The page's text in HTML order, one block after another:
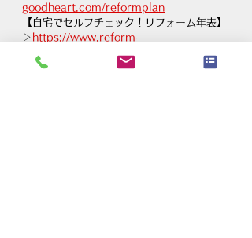
goodheart.com/reformplan
【自宅でセルフチェック！リフォーム年表】
▷ https://www.reform-
リフォーム・リノベーション・住宅・増改